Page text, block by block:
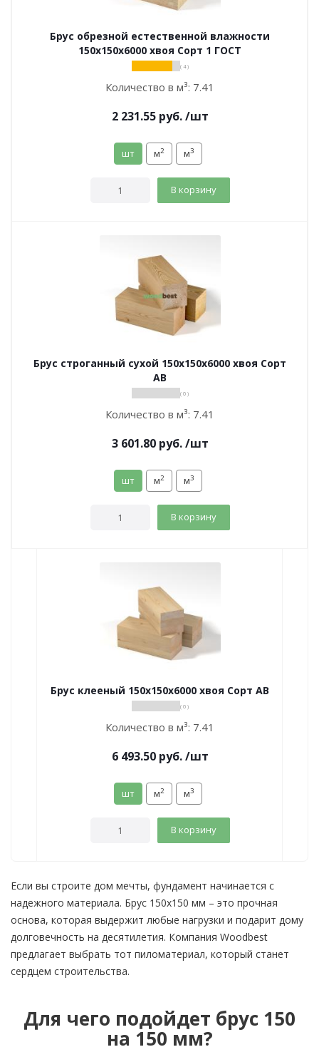
Брус обрезной естественной влажности
150х150х6000 хвоя Сорт 1 ГОСТ
( 4 )
Количество в м³: 7.41
2 231.55руб. /шт
шт м2 м3
В корзину
Брус строганный сухой 150х150х6000 хвоя Сорт
АВ
( 0 )
Количество в м³: 7.41
3 601.80руб. /шт
шт м2 м3
В корзину
Брус клееный 150х150х6000 хвоя Сорт АВ
( 0 )
Количество в м³: 7.41
6 493.50руб. /шт
шт м2 м3
В корзину
Если вы строите дом мечты, фундамент начинается с
надежного материала. Брус 150х150 мм – это прочная
основа, которая выдержит любые нагрузки и подарит дому
долговечность на десятилетия. Компания Woodbest
предлагает выбрать тот пиломатериал, который станет
сердцем строительства.
Для чего подойдет брус 150
на 150 мм?